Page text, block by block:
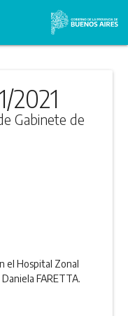
2021
Gabinete de
el Hospital Zonal
FARETTA.